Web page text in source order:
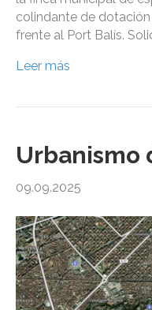
colindante de
frente al Port Balís.
Leer más
Urbanismo
09.09.2025